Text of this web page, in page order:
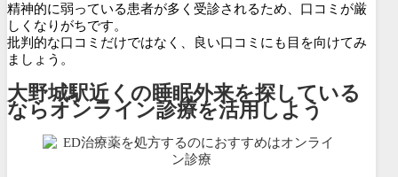
精神的に弱っている患者が多く受診されるため、口コミが厳
しくなりがちです。
批判的な口コミだけではなく、良い口コミにも目を向けてみ
ましょう。
大野城駅近くの睡眠外来を探している
ならオンライン診療を活用しよう